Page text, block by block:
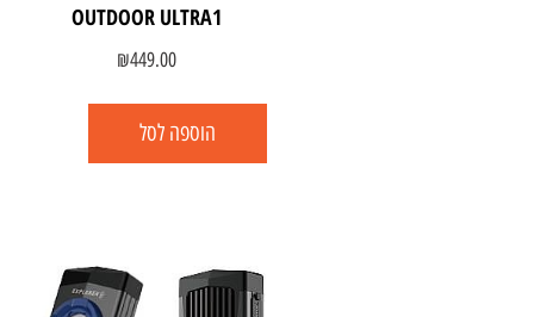
OUTDOOR ULTRA1
₪449.00
הוספה לסל